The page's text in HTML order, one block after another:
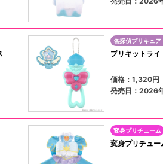
名探偵プリキュア
プリキットラ
価格：1,320円
発売日：2026
変身プリチューム
変身プリチュー